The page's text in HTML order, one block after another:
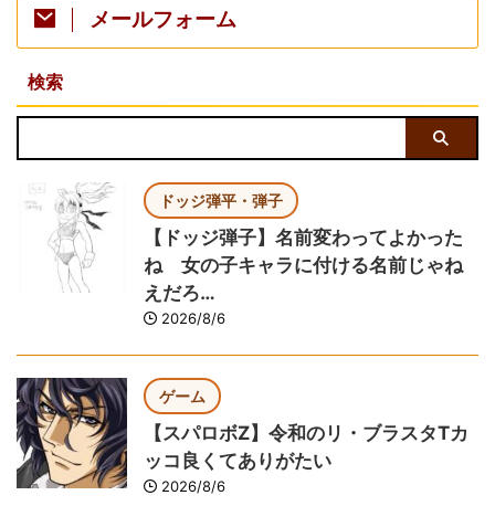
メールフォーム
検索
ドッジ弾平・弾子
【ドッジ弾子】名前変わってよかった
ね 女の子キャラに付ける名前じゃね
えだろ…
2026/8/6
ゲーム
【スパロボZ】令和のリ・ブラスタTカ
ッコ良くてありがたい
2026/8/6